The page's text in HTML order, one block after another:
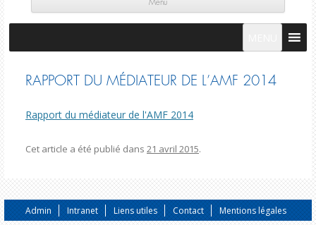
Menu
RAPPORT DU MÉDIATEUR DE L’AMF 2014
Rapport du médiateur de l'AMF 2014
Cet article a été publié dans 21 avril 2015.
Admin Intranet Liens utiles Contact Mentions légales